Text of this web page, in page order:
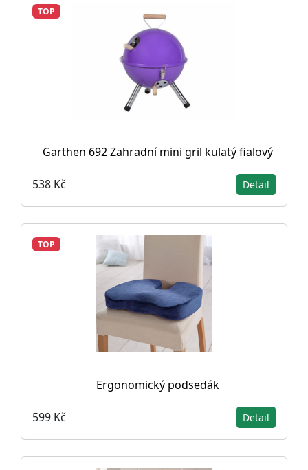
TOP
Garthen 692 Zahradní mini gril kulatý fialový
538 Kč Detail
TOP
Ergonomický podsedák
599 Kč Detail